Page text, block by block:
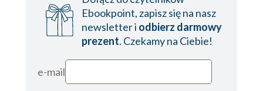
Ebookpoint, zapisz się na nasz
newsletter i odbierz darmowy
prezent. Czekamy na Ciebie!
e-mail